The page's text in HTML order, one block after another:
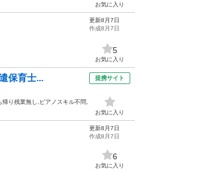
お気に入り
更新8月7日
作成8月7日
5
お気に入り
保育士...
り残業無し,ピアノスキル不問,
提携サイト
お気に入り
更新8月7日
作成8月7日
6
お気に入り